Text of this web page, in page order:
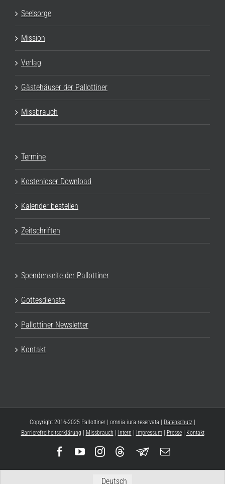
Seelsorge
Mission
Verlag
Gästehäuser der Pallottiner
Missbrauch
Termine
Kostenloser Download
Kalender bestellen
Zeitschriften
Spendenseite der Pallottiner
Gottesdienste
Pallottiner Newsletter
Kontakt
Copyright 2016-2025 Pallottiner | omnia iura reservata | Datenschutz
Barrierefreiheitserklärung
Missbrauch Intern Impressum| Presse| Kontakt
Facebook
YouTubeInstagram
Threads
Newsletter
E-
Deutsch